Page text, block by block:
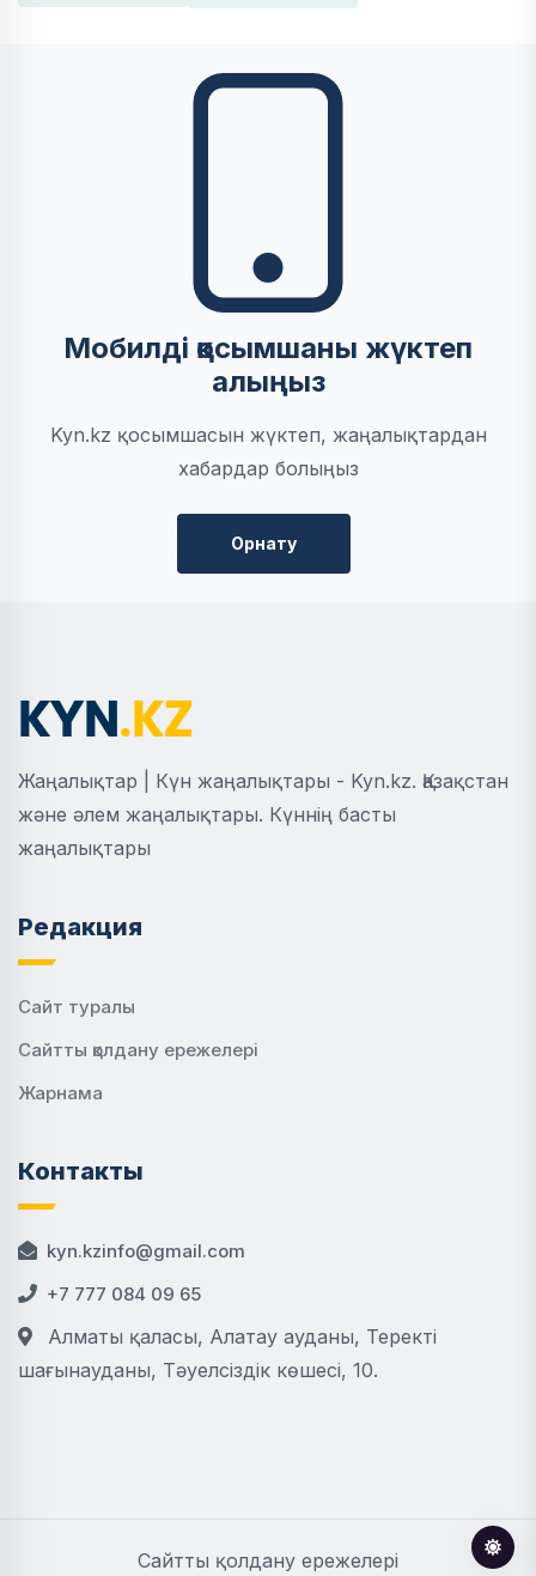
Мобилді қосымшаны жүктеп
алыңыз
Kyn.kz қосымшасын жүктеп, жаңалықтардан
хабардар болыңыз
Орнату
Жаңалықтар | Күн жаңалықтары - Kyn.kz. Қазақстан
және әлем жаңалықтары. Күннің басты
жаңалықтары
Редакция
Сайт туралы
Сайтты қолдану ережелері
Жарнама
Контакты
kyn.kzinfo@gmail.com
+7 777 084 09 65
Алматы қаласы, Алатау ауданы, Теректі
шағынауданы, Тәуелсіздік көшесі, 10.
Сайтты қолдану ережелері